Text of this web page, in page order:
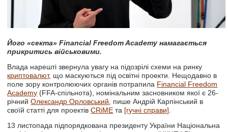
Його «секта» Financial Freedom Academy намагається
прикритись військовими.
Влада нарешті звернула увагу на підозрілі схеми на ринку
криптовалют, що маскуються під освітні проекти. Нещодавно в
поле зору контролюючих органів потрапила Financial Freedom
Academy (FFA-спільнота), номінальним засновником якої є 26-
річнийОлександр Орловський , пише Андрій Карпінський в
своїй статті для проектівCRiME та [гучні справи]
13 листопада підпорядкована президенту України Національна